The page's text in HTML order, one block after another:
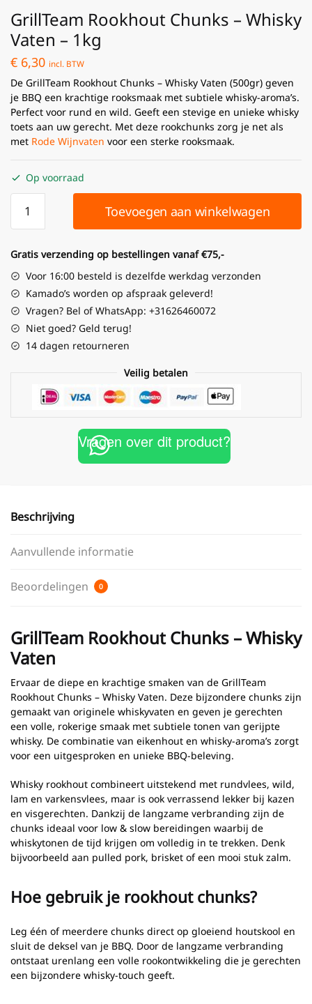
GrillTeam Rookhout Chunks – Whisky
Vaten – 1kg
€ 6,30 incl. BTW
De GrillTeam Rookhout Chunks – Whisky Vaten (500gr) geven
je BBQ een krachtige rooksmaak met subtiele whisky-aroma’s.
Perfect voor rund en wild. Geeft een stevige en unieke whisky
toets aan uw gerecht. Met deze rookchunks zorg je net als
met Rode Wijnvaten voor een sterke rooksmaak.
Op voorraad
Toevoegen aan winkelwagen
Gratis verzending op bestellingen vanaf €75,-
Voor 16:00 besteld is dezelfde werkdag verzonden
Kamado’s worden op afspraak geleverd!
Vragen? Bel of WhatsApp: +31626460072
Niet goed? Geld terug!
14 dagen retourneren
Veilig betalen
Vragen over dit product?
Beschrijving
Aanvullende informatie
Beoordelingen 0
GrillTeam Rookhout Chunks – Whisky
Vaten
Ervaar de diepe en krachtige smaken van de GrillTeam
Rookhout Chunks – Whisky Vaten. Deze bijzondere chunks zijn
gemaakt van originele whiskyvaten en geven je gerechten
een volle, rokerige smaak met subtiele tonen van gerijpte
whisky. De combinatie van eikenhout en whisky-aroma’s zorgt
voor een uitgesproken en unieke BBQ-beleving.
Whisky rookhout combineert uitstekend met rundvlees, wild,
lam en varkensvlees, maar is ook verrassend lekker bij kazen
en visgerechten. Dankzij de langzame verbranding zijn de
chunks ideaal voor low & slow bereidingen waarbij de
whiskytonen de tijd krijgen om volledig in te trekken. Denk
bijvoorbeeld aan pulled pork, brisket of een mooi stuk zalm.
Hoe gebruik je rookhout chunks?
Leg één of meerdere chunks direct op gloeiend houtskool en
sluit de deksel van je BBQ. Door de langzame verbranding
ontstaat urenlang een volle rookontwikkeling die je gerechten
een bijzondere whisky-touch geeft.